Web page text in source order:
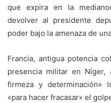
que expira en la
devolver al presidente
poder bajo la amenaza de
Francia, antigua potencia
presencia militar en Níger,
firmeza y determinación»
«para hacer fracasar» el